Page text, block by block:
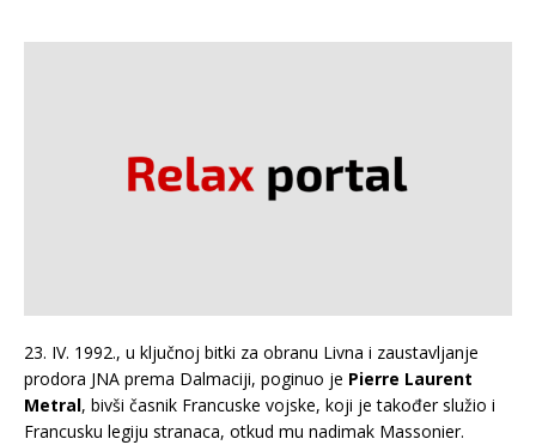
23. IV. 1992., u ključnoj bitki za obranu Livna i zaustavljanje
prodora JNA prema Dalmaciji, poginuo je Pierre Laurent
Metral, bivši časnik Francuske vojske, koji je također služio i
Francusku legiju stranaca, otkud mu nadimak Massonier.